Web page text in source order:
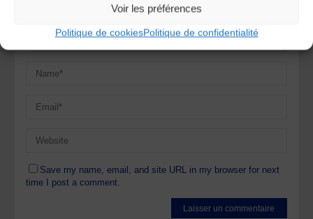
Voir les préférences
Politique de cookiesPolitique de confidentialité
Save my name, email, and site URL in my browser for next
time I post a comment.